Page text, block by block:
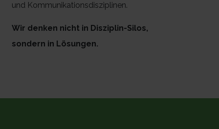
und Kommunikationsdisziplinen.
Wir denken nicht in Disziplin-Silos,
sondern in Lösungen.